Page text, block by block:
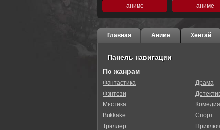
аниме аниме
Главная Аниме Хентай
Панель навигации
По жанрам
Фантастика
Фэнтези
Мистика
Bukkake
Триллер
Драма
Комедия
Спорт